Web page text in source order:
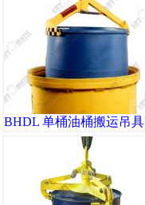
BHDL 单桶油桶搬运吊具